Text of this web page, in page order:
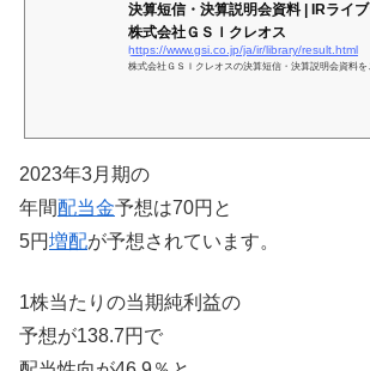
決算短信・決算説明会資料 | IRライブ
株式会社ＧＳＩクレオス
https://www.gsi.co.jp/ja/ir/library/result.html
株式会社ＧＳＩクレオスの決算短信・決算説明会資料を
2023年3月期の
年間配当金予想は70円と
5円増配が予想されています。
1株当たりの当期純利益の
予想が138.7円で